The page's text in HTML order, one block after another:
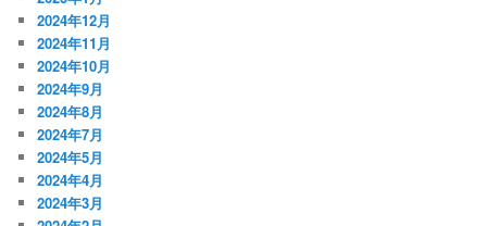
2024年12月
2024年11月
2024年10月
2024年9月
2024年8月
2024年7月
2024年5月
2024年4月
2024年3月